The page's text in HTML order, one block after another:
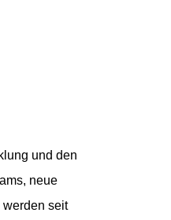
und den
neue
seit